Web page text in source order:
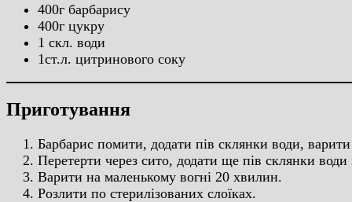
400г барбарису
400г цукру
1 скл. води
1ст.л. цитринового соку
Приготування
Барбарис помити, додати пів склянки води,
Перетерти через сито, додати ще пів склянки води
Варити на маленькому вогні 20 хвилин.
Розлити по стерилізованих слоїках.